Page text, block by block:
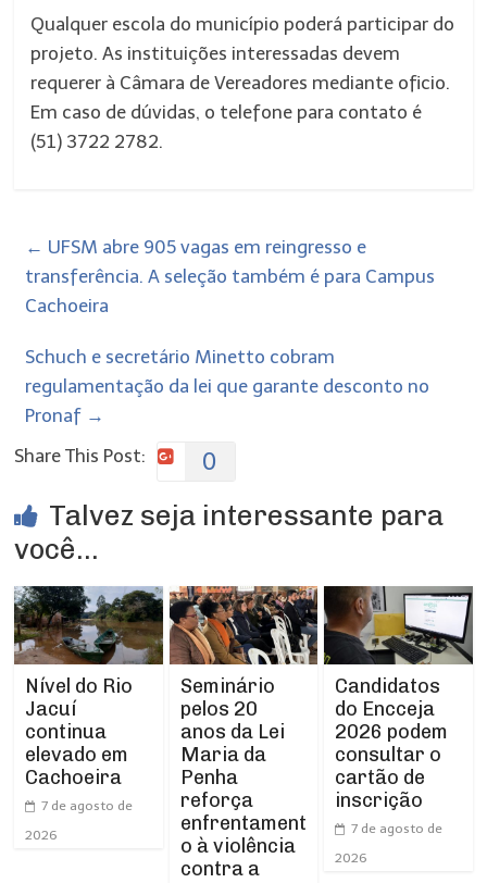
Qualquer escola do município poderá participar do
projeto. As instituições interessadas devem
requerer à Câmara de Vereadores mediante oficio.
Em caso de dúvidas, o telefone para contato é
(51) 3722 2782.
← UFSM abre 905 vagas em reingresso e
transferência. A seleção também é para Campus
Cachoeira
Schuch e secretário Minetto cobram
regulamentação da lei que garante desconto no
Pronaf →
Share This Post:
0
Talvez seja interessante para
você...
Nível do Rio
Jacuí
continua
elevado em
Cachoeira
7 de agosto de
2026
Seminário
pelos 20
anos da Lei
Maria da
Penha
reforça
enfrentament
o à violência
contra a
Candidatos
do Encceja
2026 podem
consultar o
cartão de
inscrição
7 de agosto de
2026